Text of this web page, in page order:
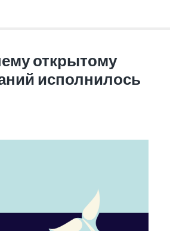
открытому
исполнилось